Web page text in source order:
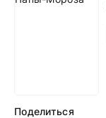
Поделиться